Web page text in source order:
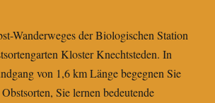
Wanderweges der Biologischen Station
Kloster Knechtsteden. In
von 1,6 km Länge begegnen Sie
Sie lernen bedeutende